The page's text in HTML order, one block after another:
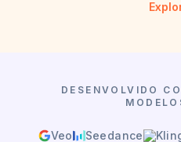
Seedream